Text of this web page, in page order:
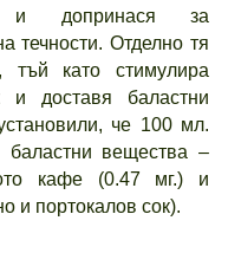
и допринася за
течности. Отделно тя
тъй като стимулира
и доставя баластни
че 100 мл.
вещества –
кафе (0.47 мг.) и
и портокалов сок).